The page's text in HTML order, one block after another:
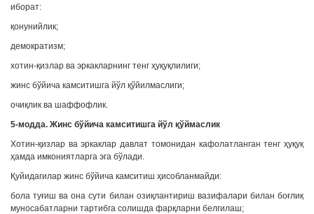
иборат:
қонунийлик;
демократизм;
хотин-қизлар ва эркакларнинг тенг ҳуқуқлилиги;
жинс бўйича камситишга йўл қўйилмаслиги;
очиқлик ва шаффофлик.
5-модда. Жинс бўйича камситишга йўл қўймаслик
Хотин-қизлар ва эркаклар давлат томонидан кафолатланган тенг ҳуқуқ
ҳамда имкониятларга эга бўлади.
Қуйидагилар жинс бўйича камситиш ҳисобланмайди:
бола туғиш ва она сути билан озиқлантириш вазифалари билан боғлиқ
муносабатларни тартибга солишда фарқларни белгилаш;